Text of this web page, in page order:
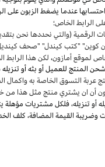
عندما يضغط الزبون على
الرقمية (والتي نحددها نحن
كوين" "كتب كيندل" "صحف
لموقع أمازون، لكن هذا الرابط
الطلب خلال 89 يوما كموعد أقصاه بعد الضغط على
أن ان يشتري منتج مثل هذا من
أو تنزيله،فلكل مشتريات مؤهلة
وضريبة القيمة المضافة، كلف